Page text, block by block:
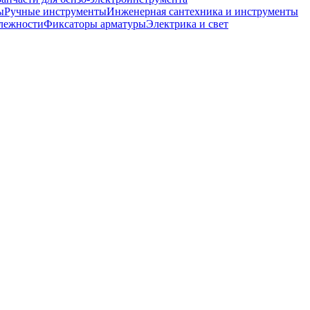
Ручные инструментыИнженерная сантехника и инструменты
Фиксаторы арматурыЭлектрика и свет